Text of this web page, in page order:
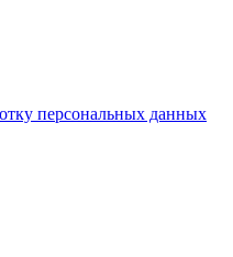
персональных данных